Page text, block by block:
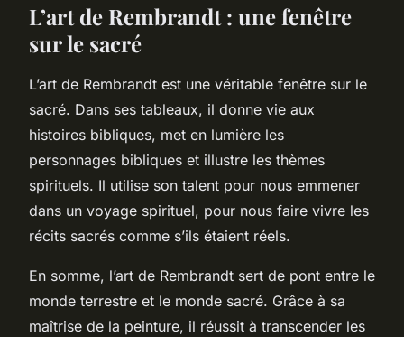
L’art de Rembrandt : une fenêtre
sur le sacré
L’art de Rembrandt est une véritable fenêtre sur le
sacré. Dans ses tableaux, il donne vie aux
histoires bibliques, met en lumière les
personnages bibliques et illustre les thèmes
spirituels. Il utilise son talent pour nous emmener
dans un voyage spirituel, pour nous faire vivre les
récits sacrés comme s’ils étaient réels.
En somme, l’art de Rembrandt sert de pont entre le
monde terrestre et le monde sacré. Grâce à sa
maîtrise de la peinture, il réussit à transcender les